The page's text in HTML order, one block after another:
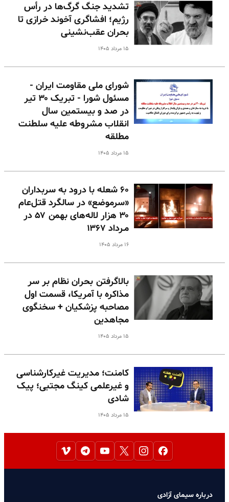
تشدید جنگ گرگ‌ها در رأس
رژیم؛ افشاگری آخوند خرازی تا
بحران عقب‌نشینی
۱۵ مرداد ۱۴۰۵
شورای ملی مقاومت ایران -
مسئول شورا - تبریک ۳۰ تیر
در صد و بیستمین سال
انقلاب مشروطه علیه سلطنت
مطلقه
۱۵ مرداد ۱۴۰۵
۶۰ شعله با درود به سربداران
«سرموضع» در سالگرد قتل‌عام
۳۰ هزار لاله‌های بهمن ۵۷ در
مـرداد ۱۳۶۷
۱۶ مرداد ۱۴۰۵
بالا‌گرفتن بحران نظام بر سر
مذاکره با آمریکا، قسمت اول
مصاحبه پزشکیان + سخنگوی
مجاهدین
۱۵ مرداد ۱۴۰۵
کامنت؛ مدیریت غیرکارشناسی
و غیرعلمی کینگ مجتبی؛ پیک
شادی
۱۵ مرداد ۱۴۰۵
درباره سیمای آزادی